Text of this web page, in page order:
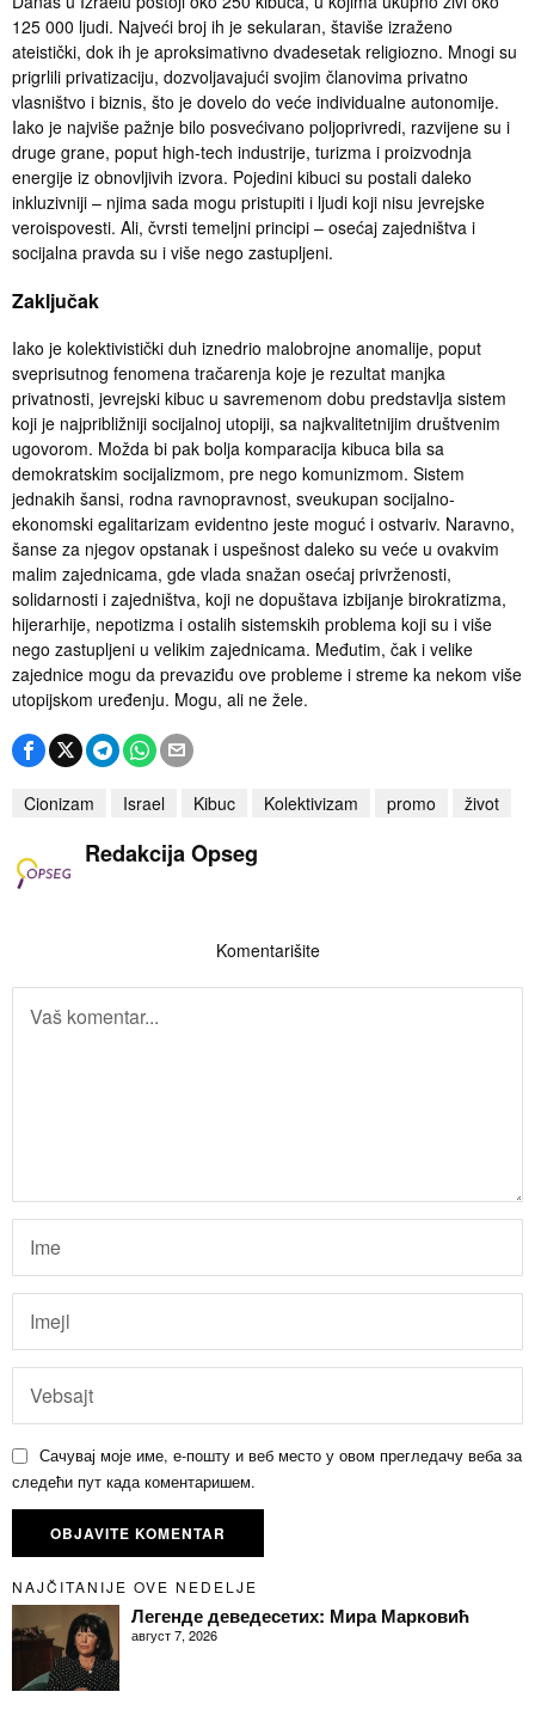
125 000 ljudi. Najveći broj ih je sekularan, štaviše izraženo
ateistički, dok ih je aproksimativno dvadesetak religiozno. Mnogi su
prigrlili privatizaciju, dozvoljavajući svojim članovima privatno
vlasništvo i biznis, što je dovelo do veće individualne autonomije.
Iako je najviše pažnje bilo posvećivano poljoprivredi, razvijene su i
druge grane, poput high-tech industrije, turizma i proizvodnja
energije iz obnovljivih izvora. Pojedini kibuci su postali daleko
inkluzivniji – njima sada mogu pristupiti i ljudi koji nisu jevrejske
veroispovesti. Ali, čvrsti temeljni principi – osećaj zajedništva i
socijalna pravda su i više nego zastupljeni.
Zaključak
Iako je kolektivistički duh iznedrio malobrojne anomalije, poput
sveprisutnog fenomena tračarenja koje je rezultat manjka
privatnosti, jevrejski kibuc u savremenom dobu predstavlja sistem
koji je najpribližniji socijalnoj utopiji, sa najkvalitetnijim društvenim
ugovorom. Možda bi pak bolja komparacija kibuca bila sa
demokratskim socijalizmom, pre nego komunizmom. Sistem
jednakih šansi, rodna ravnopravnost, sveukupan socijalno-
ekonomski egalitarizam evidentno jeste moguć i ostvariv. Naravno,
šanse za njegov opstanak i uspešnost daleko su veće u ovakvim
malim zajednicama, gde vlada snažan osećaj privrženosti,
solidarnosti i zajedništva, koji ne dopuštava izbijanje birokratizma,
hijerarhije, nepotizma i ostalih sistemskih problema koji su i više
nego zastupljeni u velikim zajednicama. Međutim, čak i velike
zajednice mogu da prevaziđu ove probleme i streme ka nekom više
utopijskom uređenju. Mogu, ali ne žele.
Cionizam Israel Kibuc Kolektivizam promo život
Redakcija Opseg
Komentarišite
Сачувај моје име, е-пошту и веб место у овом прегледачу веба за
следећи пут када коментаришем.
NAJČITANIJE OVE NEDELJE
Легенде деведесетих: Мира Марковић
август 7, 2026